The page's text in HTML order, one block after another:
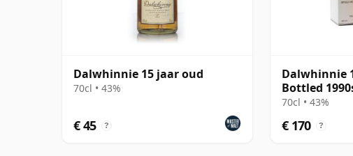
Dalwhinnie 15 jaar oud
70cl • 43%
€ 45 ?
Dalwhinnie
Bottled
70cl • 43%
€ 170 ?